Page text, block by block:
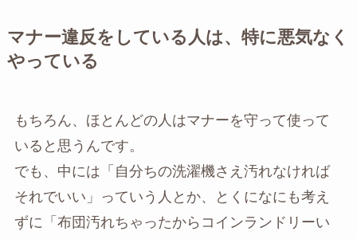
マナー違反をしている人は、特に悪気なく
やっている
もちろん、ほとんどの人はマナーを守って使って
いると思うんです。
でも、中には「自分ちの洗濯機さえ汚れなければ
それでいい」っていう人とか、とくになにも考え
ずに「布団汚れちゃったからコインランドリーい